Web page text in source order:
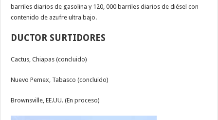
barriles diarios de gasolina y 120, 000 barriles diarios de diésel con
contenido de azufre ultra bajo.
DUCTOR SURTIDORES
Cactus, Chiapas (concluido)
Nuevo Pemex, Tabasco (concluido)
Brownsville, EE.UU. (En proceso)